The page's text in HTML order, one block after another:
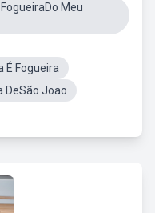
Meu
É Fogueira
DeSão Joao